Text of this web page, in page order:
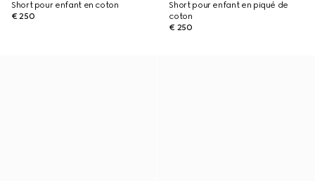
Short pour enfant en coton
€ 250
Short pour enfant en piqué de
coton
€ 250